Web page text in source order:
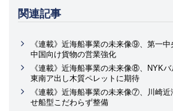
関連記事
《連載》近海船事業の未来像⑨、第一中
中国向け貨物の営業強化
《連載》近海船事業の未来像⑧、NYKバ
東南ア出し木質ペレットに期待
《連載》近海船事業の未来像⑦、川崎
せ船型こだわらず整備